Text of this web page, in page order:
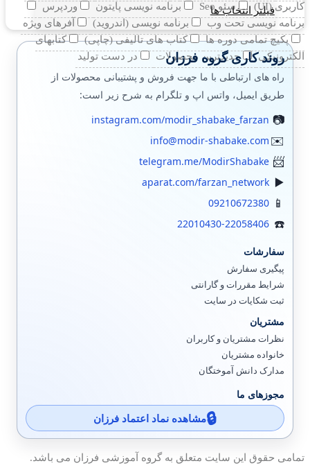
کاربری (UI)
سئو Seo برنامه نویسی پایتون
وردپرس
برنامه نویسی تحت وب
برنامه نویسی (اندروید)
آفرهای ویژه
پکیچ تمامی دوره ها
کتاب های تالیفی (چاپی)
کتابهای
الکترونیکی
جدیدترین محصولات در دست تولید
فیلتر انتخاب ها
روند کاری گروه فرزان
راه های ارتباطی با ما جهت فروش و پشتیبانی محصولات از
طریق ایمیل، واتس اپ و تلگرام به شرح زیر است:
instagram.com/modir_shabake_farzan
info@modir-shabake.com
telegram.me/ModirShabake
aparat.com/farzan_network
09210672380
22010430-22058406
سفارشات
پیگیری سفارش
شرایط مقررات و گارانتی
ثبت شکایات در سایت
مشتریان
نظرات مشتریان و کاربران
خانواده مشتریان
مدارک دانش آموختگان
مجوزهای ما
مشاهده نماد اعتماد فرزان
تمامی حقوق این سایت متعلق به گروه آموزشی فرزان می باشد.